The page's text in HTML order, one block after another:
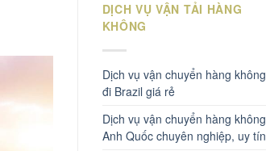
DỊCH VỤ VẬN TẢI HÀNG
KHÔNG
Dịch vụ vận chuyển hàng không
đi Brazil giá rẻ
Dịch vụ vận chuyển hàng không
Anh Quốc chuyên nghiệp, uy tín